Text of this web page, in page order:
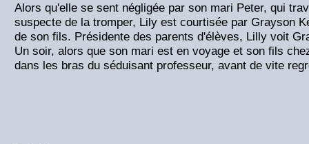
Alors qu'elle se sent négligée par son mari Peter, qui
suspecte de la tromper, Lily est courtisée par Grayson
de son fils. Présidente des parents d'élèves, Lilly voit
Un soir, alors que son mari est en voyage et son fils
dans les bras du séduisant professeur, avant de vite